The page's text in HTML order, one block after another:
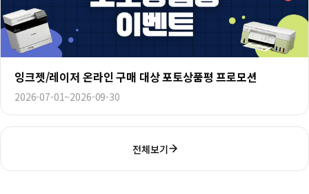
잉크젯/레이저 온라인 구매 대상 포토상품평 프로모션
2026-07-01~2026-09-30
전체보기